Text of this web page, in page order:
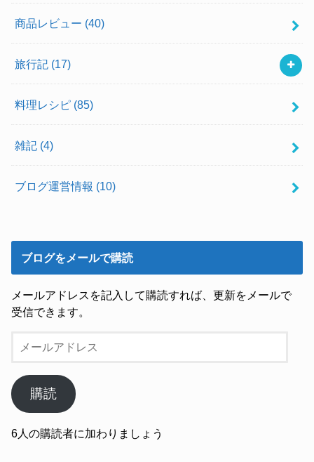
商品レビュー (40)
旅行記 (17)
料理レシピ (85)
雑記 (4)
ブログ運営情報 (10)
ブログをメールで購読
メールアドレスを記入して購読すれば、更新をメールで
受信できます。
ー
ア
ド
ス
購読
6人の購読者に加わりましょう